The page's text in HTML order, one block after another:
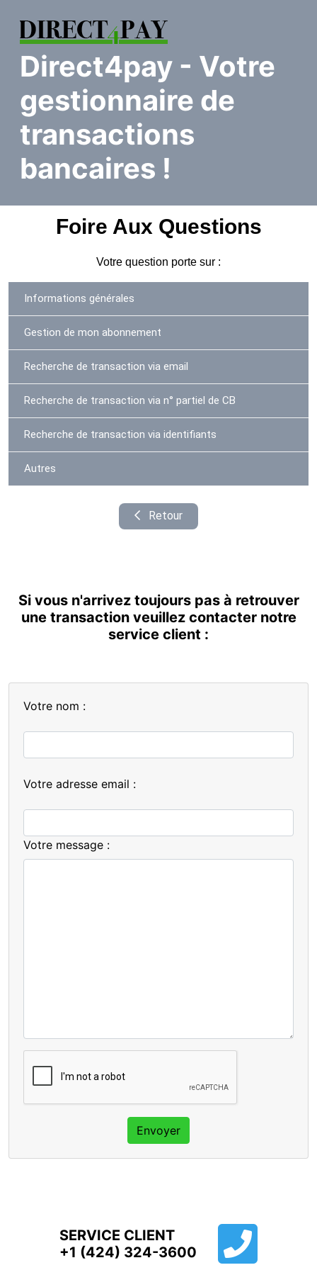
direct4pay - Votre
gestionnaire de
transactions
bancaires !
Foire Aux Questions
Votre question porte sur :
Informations générales
Gestion de mon abonnement
Recherche de transaction via email
Recherche de transaction via n° partiel de CB
Recherche de transaction via identifiants
Autres
Retour
Si vous n'arrivez toujours pas à retrouver
une transaction veuillez contacter notre
service client :
Votre nom :
Votre adresse email :
Votre message :
Envoyer
SERVICE CLIENT
+1 (424) 324-3600